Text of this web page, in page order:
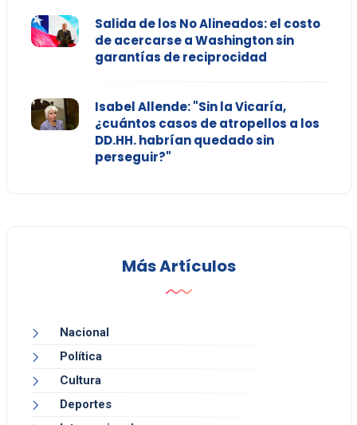
Salida de los No Alineados: el costo
de acercarse a Washington sin
garantías de reciprocidad
Isabel Allende: "Sin la Vicaría,
¿cuántos casos de atropellos a los
DD.HH. habrían quedado sin
perseguir?"
Más Artículos
Nacional
Política
Cultura
Deportes